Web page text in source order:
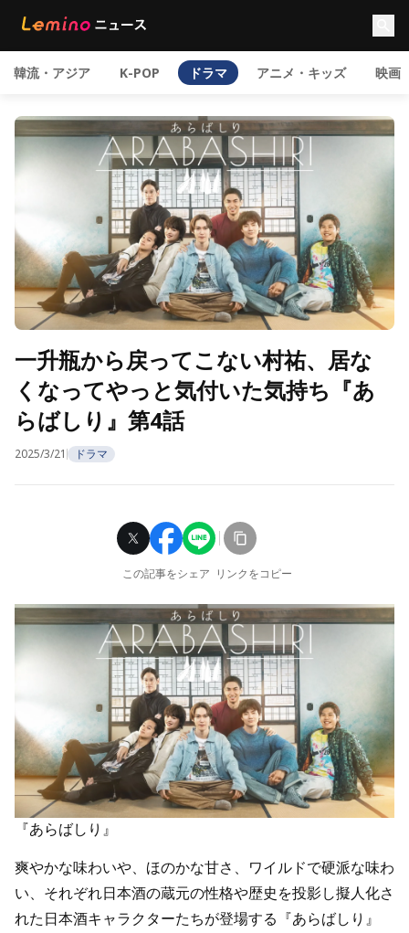
韓流・アジア K-POP ドラマ アニメ・キッズ 映画
一升瓶から戻ってこない村祐、居な
くなってやっと気付いた気持ち『あ
らばしり』第4話
2025/3/21 ドラマ
この記事をシェア リンクをコピー
『あらばしり』
爽やかな味わいや、ほのかな甘さ、ワイルドで硬派な味わ
い、それぞれ日本酒の蔵元の性格や歴史を投影し擬人化さ
れた日本酒キャラクターたちが登場する『あらばしり』